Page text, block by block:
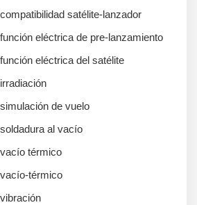
satélite-lanzador
eléctrica de pre-lanzamiento
eléctrica del satélite
de vuelo
al vacío
térmico
térmico